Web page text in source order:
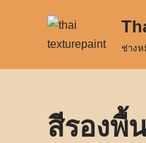
ช่างห
สีรองพื้